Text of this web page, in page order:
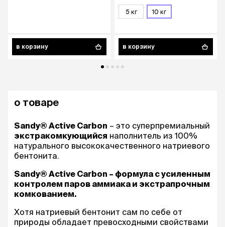
в корзину
5 кг 10 кг
в корзину
о товаре
Sandy® Active Carbon – это суперпремиальный
экстракомкующийся наполнитель из 100%
натурального высококачественного натриевого
бентонита.
Sandy® Active Carbon – формула с усиленным
контролем паров аммиака и экстрапрочным
комкованием.
Хотя натриевый бентонит сам по себе от
природы обладает превосходными свойствами